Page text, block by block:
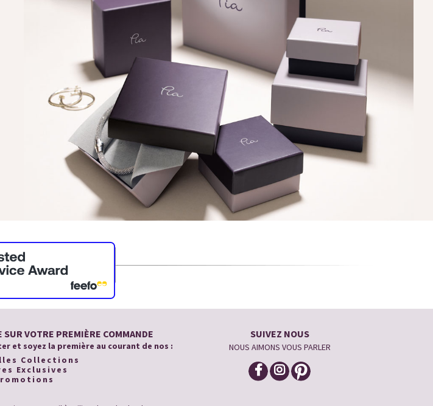
SUR VOTRE PREMIÈRE COMMANDE
et soyez la première au courant de nos :
Collections
Exclusives
SUIVEZ NOUS
NOUS AIMONS VOUS PARLER